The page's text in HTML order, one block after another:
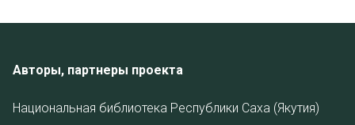
Авторы, партнеры проекта
Национальная библиотека Республики Саха (Якутия)